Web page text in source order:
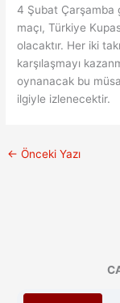
4 Şubat Çarşamba
maçı, Türkiye
olacaktır. Her iki
karşılaşmayı
oynanacak bu
ilgiyle izlenecektir.
← Önceki Yazı